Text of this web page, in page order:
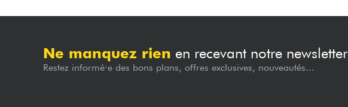
Ne manquez rien en recevant notre newsletter
Restez informé·e des bons plans, offres exclusives, nouveautés...